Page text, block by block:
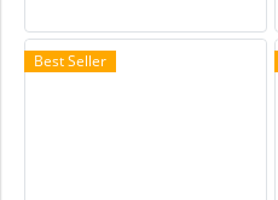
Best Seller